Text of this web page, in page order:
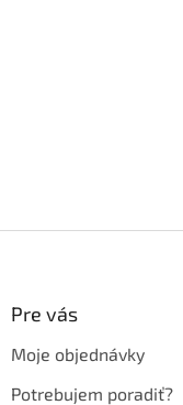
Pre vás
Moje objednávky
Potrebujem poradiť?